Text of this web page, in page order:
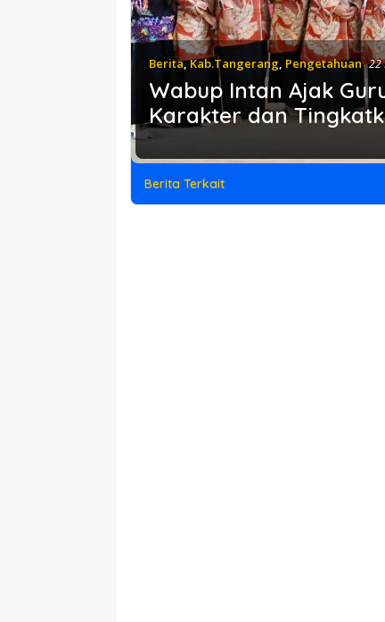
Berita,Kab.Tangerang, Pengetahuan 22
Wabup Intan Ajak
Karakter dan
Berita Terkait